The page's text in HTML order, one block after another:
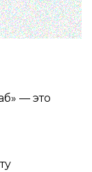
— это